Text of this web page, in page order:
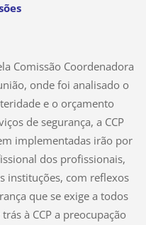
Comissão Coordenadora
onde foi analisado o
e o orçamento
de segurança, a CCP
implementadas irão por
dos profissionais,
instituções, com reflexos
que se exige a todos
à CCP a preocupação